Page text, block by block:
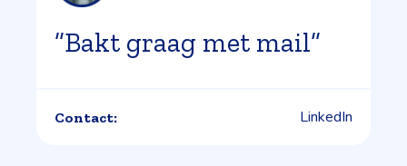
”Bakt graag met mail”
Contact: LinkedIn